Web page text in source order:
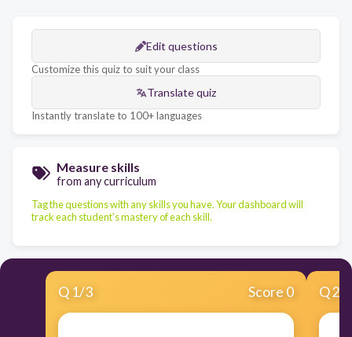
Edit questions
Customize this quiz to suit your class
Translate quiz
Instantly translate to 100+ languages
Measure skills
from any curriculum
Tag the questions with any skills you have. Your dashboard will
track each student's mastery of each skill.
Q 1/3 Score 0 Q2